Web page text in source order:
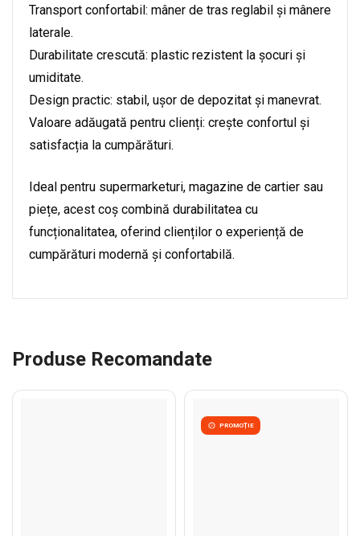
Transport confortabil: mâner de tras reglabil și mânere
laterale.
Durabilitate crescută: plastic rezistent la șocuri și
umiditate.
Design practic: stabil, ușor de depozitat și manevrat.
Valoare adăugată pentru clienți: crește confortul și
satisfacția la cumpărături.
Ideal pentru supermarketuri, magazine de cartier sau
piețe, acest coș combină durabilitatea cu
funcționalitatea, oferind clienților o experiență de
cumpărături modernă și confortabilă.
Produse Recomandate
PROMOȚIE